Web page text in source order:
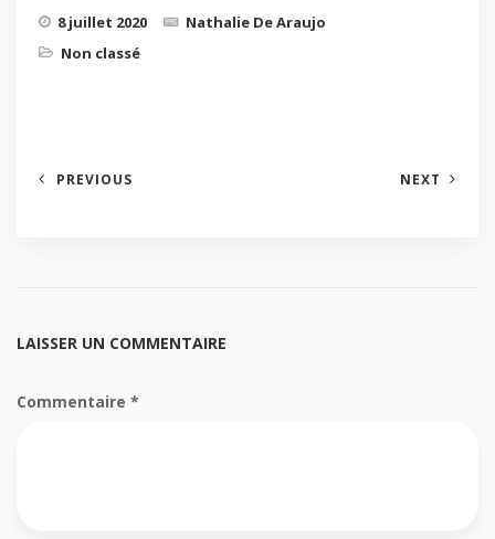
8 juillet 2020
Nathalie De Araujo
Non classé
PREVIOUS NEXT
LAISSER UN COMMENTAIRE
Commentaire *